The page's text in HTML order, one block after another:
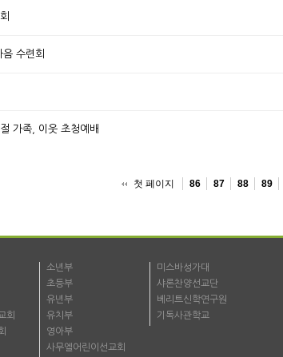
음 수련회
가족, 이웃 초청예배
첫 페이지 86 87 88 89
회
소년부
초등부
유년부
유치부
영아부
사무엘어린이선교회
미스바성가대
샤론찬양선교단
베리트신학연구원
기독사관학교